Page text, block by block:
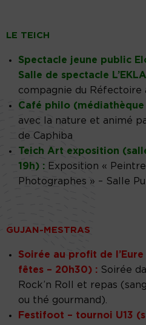
LE TEICH
Spectacle jeune public
Salle de spectacle
compagnie du Réfectoire
Café philo (médiathèque
avec la nature et animé
de Caphiba
Teich Art exposition
19h) : Exposition «
Photographes » – Salle
GUJAN-MESTRAS
Soirée au profit de
fêtes – 20h30) : Soirée
Rock’n Roll et repas
ou thé gourmand).
Festifoot – tournoi U13